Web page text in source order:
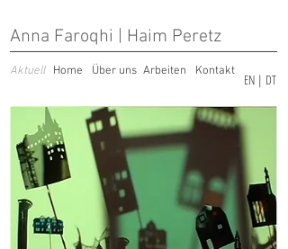
Anna Faroqhi | Haim Peretz
Aktuell Home Über uns Arbeiten Kontakt EN | DT